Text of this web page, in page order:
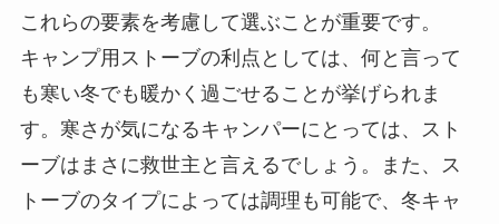
これらの要素を考慮して選ぶことが重要です。
キャンプ用ストーブの利点としては、何と言って
も寒い冬でも暖かく過ごせることが挙げられま
す。寒さが気になるキャンパーにとっては、スト
ーブはまさに救世主と言えるでしょう。また、ス
トーブのタイプによっては調理も可能で、冬キャ